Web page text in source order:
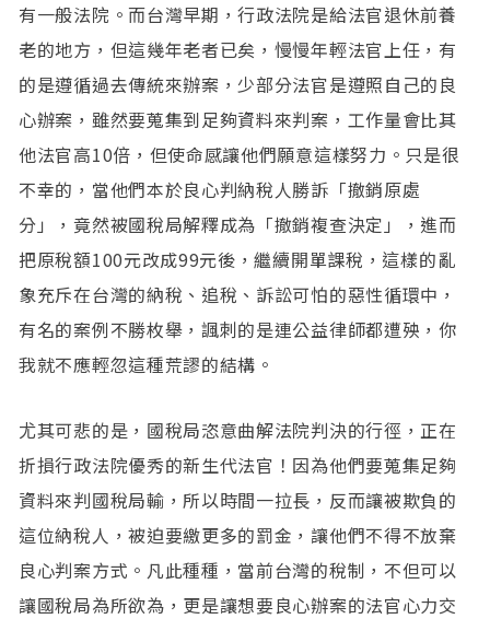
有一般法院。而台灣早期，行政法院是給法官退休前養
老的地方，但這幾年老者已矣，慢慢年輕法官上任，有
的是遵循過去傳統來辦案，少部分法官是遵照自己的良
心辦案，雖然要蒐集到足夠資料來判案，工作量會比其
他法官高10倍，但使命感讓他們願意這樣努力。只是很
不幸的，當他們本於良心判納稅人勝訴「撤銷原處
分」，竟然被國稅局解釋成為「撤銷複查決定」，進而
把原稅額100元改成99元後，繼續開單課稅，這樣的亂
象充斥在台灣的納稅、追稅、訴訟可怕的惡性循環中，
有名的案例不勝枚舉，諷刺的是連公益律師都遭殃，你
我就不應輕忽這種荒謬的結構。
尤其可悲的是，國稅局恣意曲解法院判決的行徑，正在
折損行政法院優秀的新生代法官！因為他們要蒐集足夠
資料來判國稅局輸，所以時間一拉長，反而讓被欺負的
這位納稅人，被迫要繳更多的罰金，讓他們不得不放棄
良心判案方式。凡此種種，當前台灣的稅制，不但可以
讓國稅局為所欲為，更是讓想要良心辦案的法官心力交